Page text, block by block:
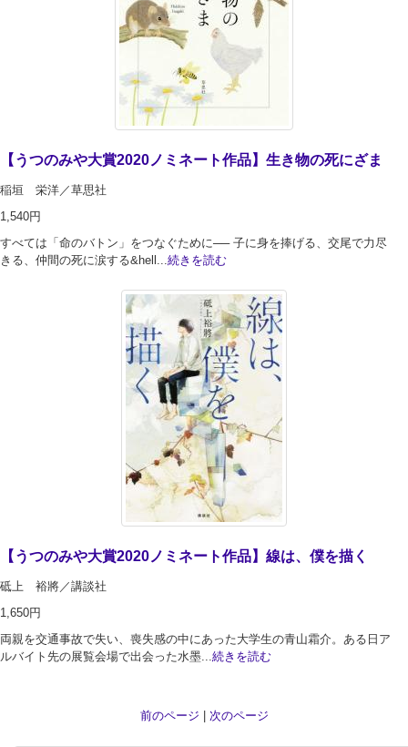
【うつのみや大賞2020ノミネート作品】生き物の死にざま
稲垣 栄洋／草思社
1,540円
すべては「命のバトン」をつなぐために── 子に身を捧げる、交尾で力尽
きる、仲間の死に涙する&hell...続きを読む
【うつのみや大賞2020ノミネート作品】線は、僕を描く
砥上 裕將／講談社
1,650円
両親を交通事故で失い、喪失感の中にあった大学生の青山霜介。ある日ア
ルバイト先の展覧会場で出会った水墨...続きを読む
前のページ 次のページ